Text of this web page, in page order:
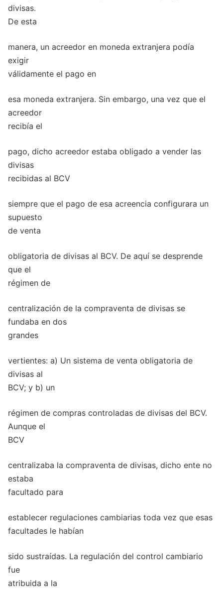
divisas.
De esta
manera, un acreedor en moneda extranjera podía
exigir
válidamente el pago en
esa moneda extranjera. Sin embargo, una vez que el
acreedor
recibía el
pago, dicho acreedor estaba obligado a vender las
divisas
recibidas al BCV
siempre que el pago de esa acreencia configurara un
supuesto
de venta
obligatoria de divisas al BCV. De aquí se desprende
que el
régimen de
centralización de la compraventa de divisas se
fundaba en dos
grandes
vertientes: a) Un sistema de venta obligatoria de
divisas al
BCV; y b) un
régimen de compras controladas de divisas del BCV.
Aunque el
BCV
centralizaba la compraventa de divisas, dicho ente no
estaba
facultado para
establecer regulaciones cambiarias toda vez que esas
facultades le habían
sido sustraídas. La regulación del control cambiario
fue
atribuida a la